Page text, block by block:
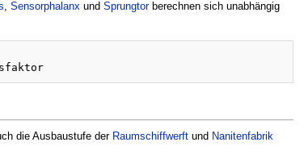
, Sensorphalanxund Sprungtorberechnen sich unabhängig
die Ausbaustufe der Raumschiffwerftund Nanitenfabrik